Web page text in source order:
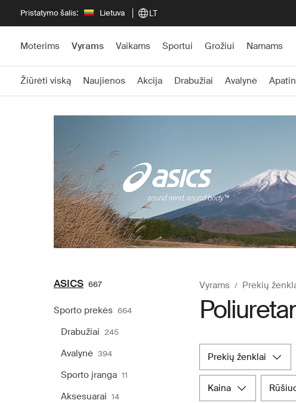
Pristatymo šalis: Lietuva LT
Moterims Vyrams Vaikams Sportui Grožiui Namams
Žiūrėti viską Naujienos Akcija Drabužiai Avalynė
ASICS 667
Sporto prekės 664
Drabužiai 245
Avalynė 394
Sporto įranga 11
Aksesuarai 14
Vyrams Prekių
prekių ženklai
kaina